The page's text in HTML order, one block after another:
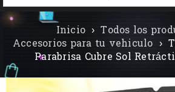
Inicio › Todos los
Accesorios para tu vehiculo ›
Parabrisa Cubre Sol